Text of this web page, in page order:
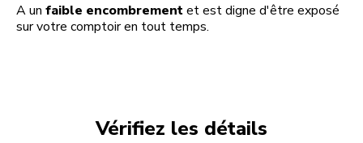
A un faible encombrementet est digne d'être exposé
sur votre comptoir en tout temps.
Vérifiez les détails